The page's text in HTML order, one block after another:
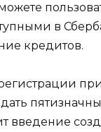
в
кредитов.
введение